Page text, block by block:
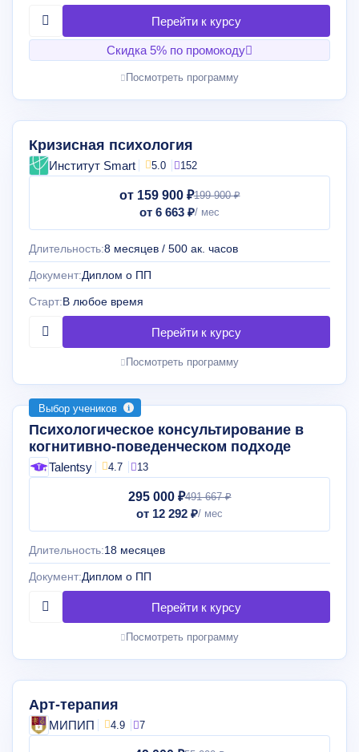
Скидка 5% по промокоду
Посмотреть программу
Кризисная психология
Институт Smart 5.0 152
от 159 900 ₽199 900 ₽
от 6 663 ₽
Длительность:8 месяцев / 500 ак. часов
Документ:Диплом о ПП
Старт:В любое время
Посмотреть программу
Выбор учеников
Психологическое консультирование в
когнитивно-поведенческом подходе
Talentsy 4.7 13
295 000 ₽491 667 ₽
от 12 292 ₽
Длительность:18 месяцев
Документ:Диплом о ПП
Посмотреть программу
Арт-терапия
МИПИП 4.9 7